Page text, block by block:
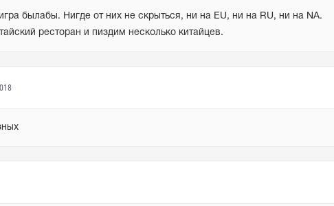
былабы. Нигде от них не скрыться, ни на EU, ни на RU, ни на NA.
ресторан и пиздим несколько китайцев.